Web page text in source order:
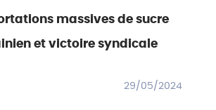
massives de sucre
et victoire syndicale
29/05/2024